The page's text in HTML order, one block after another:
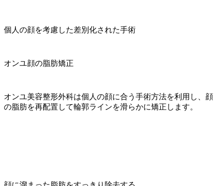
個人の顔を考慮した差別化された手術
オンユ顔の脂肪矯正
オンユ美容整形外科は個人の顔に合う手術方法を利用し、顔
の脂肪を再配置して輪郭ラインを滑らかに矯正します。